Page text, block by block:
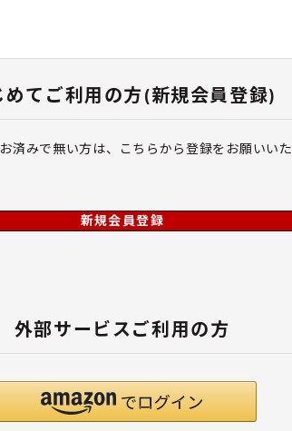
めてご利用の方(新規会員登録)
済みで無い方は、こちらから登録をお願いい
新規会員登録
外部サービスご利用の方